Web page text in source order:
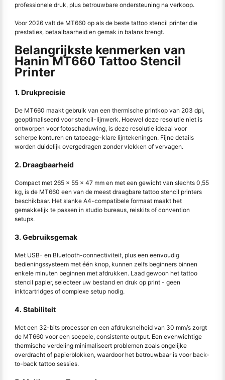
professionele druk, plus betrouwbare ondersteuning na verkoop.
Voor 2026 valt de MT660 op als de beste tattoo stencil printer die
prestaties, betaalbaarheid en gemak in balans brengt.
Belangrijkste kenmerken van
Hanin MT660 Tattoo Stencil
Printer
1. Drukprecisie
De MT660 maakt gebruik van een thermische printkop van 203 dpi,
geoptimaliseerd voor stencil-lijnwerk. Hoewel deze resolutie niet is
ontworpen voor fotoschaduwing, is deze resolutie ideaal voor
scherpe konturen en tatoeage-klare lijntekeningen. Fijne details
worden duidelijk overgedragen zonder vlekken of vervagen.
2. Draagbaarheid
Compact met 265 × 55 × 47 mm en met een gewicht van slechts 0,55
kg, is de MT660 een van de meest draagbare tattoo stencil printers
beschikbaar. Het slanke A4-compatibele formaat maakt het
gemakkelijk te passen in studio bureaus, reiskits of convention
setups.
3. Gebruiksgemak
Met USB- en Bluetooth-connectiviteit, plus een eenvoudig
bedieningssysteem met één knop, kunnen zelfs beginners binnen
enkele minuten beginnen met afdrukken. Laad gewoon het tattoo
stencil papier, selecteer uw bestand en druk op print - geen
inktcartridges of complexe setup nodig.
4. Stabiliteit
Met een 32-bits processor en een afdruksnelheid van 30 mm/s zorgt
de MT660 voor een soepele, consistente output. Een evenwichtige
thermische verdeling minimaliseert problemen zoals ongelijke
overdracht of papierblokken, waardoor het betrouwbaar is voor back-
to-back tattoo sessies.